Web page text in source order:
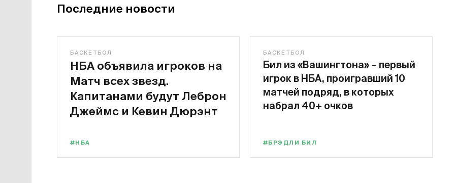
Последние новости
БАСКЕТБОЛ
НБА объявила игроков на
Матч всех звезд.
Капитанами будут Леброн
Джеймс и Кевин Дюрэнт
#НБА
БАСКЕТБОЛ
Бил из «Вашингтона» – первый
игрок в НБА, проигравший 10
матчей подряд, в которых
набрал 40+ очков
#БРЭДЛИ БИЛ